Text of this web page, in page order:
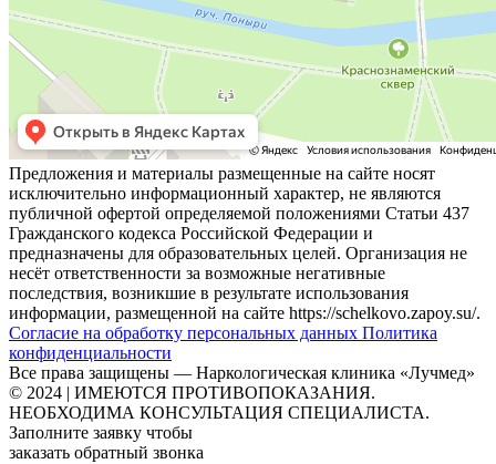
Предложения и материалы размещенные на сайте носят
исключительно информационный характер, не являются
публичной офертой определяемой положениями Статьи 437
Гражданского кодекса Российской Федерации и
предназначены для образовательных целей. Организация не
несёт ответственности за возможные негативные
последствия, возникшие в результате использования
информации, размещенной на сайте https://schelkovo.zapoy.su/.
Согласие на обработку персональных данных Политика
конфиденциальности
Все права защищены — Наркологическая клиника «Лучмед»
© 2024 | ИМЕЮТСЯ ПРОТИВОПОКАЗАНИЯ.
НЕОБХОДИМА КОНСУЛЬТАЦИЯ СПЕЦИАЛИСТА.
Заполните заявку чтобы
заказать обратный звонка